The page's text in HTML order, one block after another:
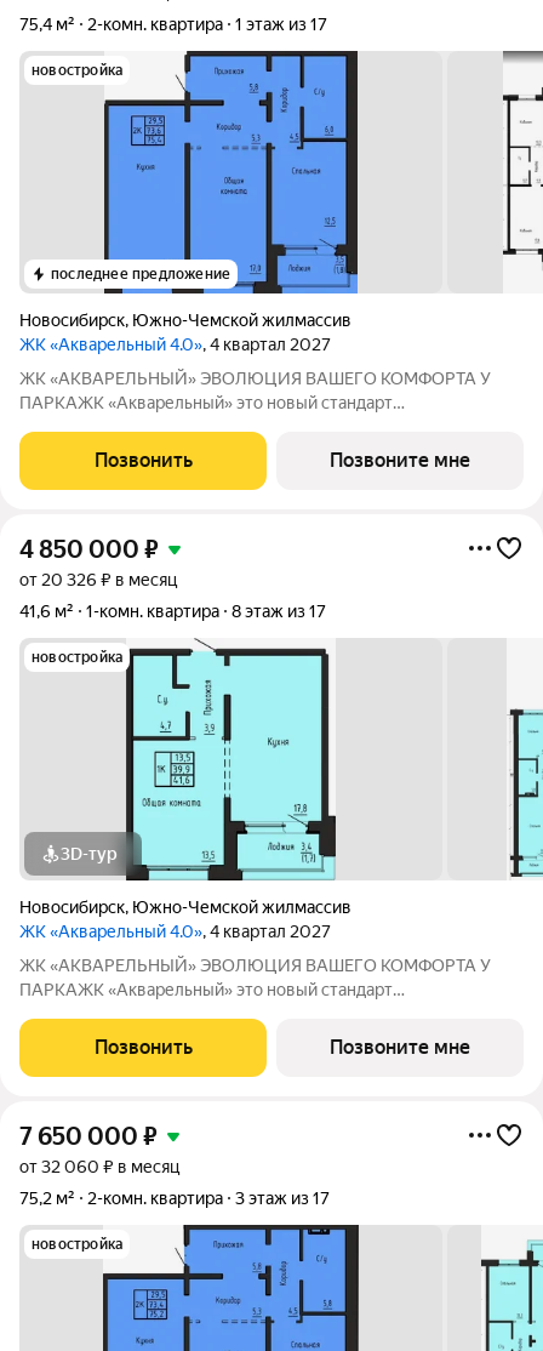
75,4 м²
2-комн. квартира 1 этаж из 17
новостройка
последнее предложение
Новосибирск, Южно-Чемской жилмассив
ЖК «Акварельный 4.0», 4 квартал 2027
ЖК «АКВАРЕЛЬНЫЙ» ЭВОЛЮЦИЯ ВАШЕГО КОМФОРТА У
ПАРКАЖК «Акварельный» это новый стандарт
объединили заводскую точность конструкций, современную
архитектуру и уникальное расположение в экологически
Позвонить Позвоните мне
4 850 000 ₽
от 20 326 ₽ в месяц
41,6 м²
1-комн. квартира 8 этаж из 17
новостройка
3D-тур
Новосибирск, Южно-Чемской жилмассив
ЖК «Акварельный 4.0», 4 квартал 2027
ЖК «АКВАРЕЛЬНЫЙ» ЭВОЛЮЦИЯ ВАШЕГО КОМФОРТА У
ПАРКАЖК «Акварельный» это новый стандарт
объединили заводскую точность конструкций, современную
архитектуру и уникальное расположение в экологически
Позвонить Позвоните мне
7 650 000 ₽
от 32 060 ₽ в месяц
75,2 м²
2-комн. квартира 3 этаж из 17
новостройка